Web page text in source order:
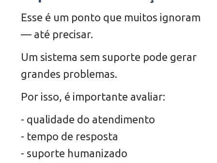
Esse é um ponto que muitos ignoram
— até precisar.
Um sistema sem suporte pode gerar
grandes problemas.
Por isso, é importante avaliar:
- qualidade do atendimento
- tempo de resposta
- suporte humanizado